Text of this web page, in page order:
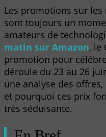
Les promotions sur
sont toujours un
amateurs de
matin sur Amazon, le
promotion pour
déroule du 23 au 26
une analyse des
et pourquoi ces prix
très séduisante.